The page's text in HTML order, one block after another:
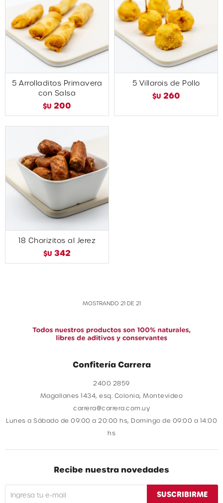
5 Arrolladitos Primavera
con Salsa
$U 200
5 Villarois de Pollo
$U 260
18 Chorizitos al Jerez
$U 342
MOSTRANDO 21DE 21
Confitería Carrera
2400 2859
Magallanes 1434, esq. Colonia, Montevideo
carrera@carrera.com.uy
Lunes a Sábado de 09:00 a 20:00 hs, Domingo de 09:00 a 14:00
hs
Recibe nuestra novedades
SUSCRIBIRME